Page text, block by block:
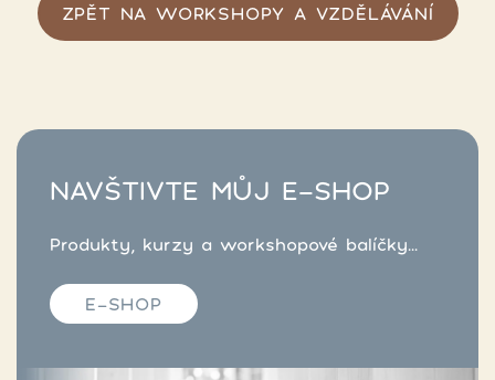
ZPĚT NA WORKSHOPY A VZDĚLÁVÁNÍ
NAVŠTIVTE MŮJ E-SHOP
Produkty, kurzy a workshopové balíčky...
E-SHOP